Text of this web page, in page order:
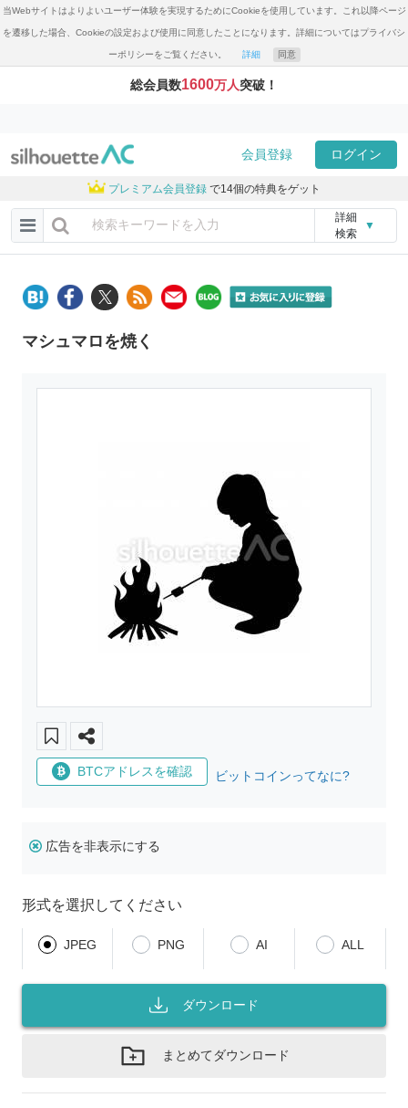
当Webサイトはよりよいユーザー体験を実現するためにCookieを使用しています。これ以降ページ
を遷移した場合、Cookieの設定および使用に同意したことになります。詳細についてはプライバシ
ーポリシーをご覧ください。 詳細 同意
総会員数1600万人突破！
会員登録 ログイン
プレミアム会員登録 で14個の特典をゲット
詳細
検索
▼
マシュマロを焼く
BTCアドレスを確認 ビットコインってなに?
広告を非表示にする
形式を選択してください
JPEG PNG AI ALL
ダウンロード
まとめてダウンロード